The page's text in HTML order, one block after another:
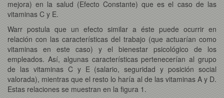
mejora) en la salud (Efecto Constante) que es el caso de las
vitaminas C y E.
Warr postula que un efecto similar a éste puede ocurrir en
relación con las características del trabajo (que actuarían como
vitaminas en este caso) y el bienestar psicológico de los
empleados. Así, algunas características pertenecerían al grupo
de las vitaminas C y E (salario, seguridad y posición social
valorada), mientras que el resto lo haría al de las vitaminas A y D.
Estas relaciones se muestran en la figura 1.